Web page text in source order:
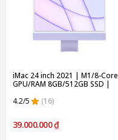
iMac 24 inch 2021 | M1/8-Core
GPU/RAM 8GB/512GB SSD |
4.2/5
(16)
39.000.000 ₫